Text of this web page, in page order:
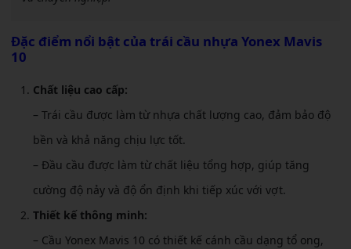
Đặc điểm nổi bật của trái cầu nhựa Yonex Mavis
10
Chất liệu cao cấp:
– Trái cầu được làm từ nhựa chất lượng cao, đảm bảo độ
bền và khả năng chịu lực tốt.
– Đầu cầu được làm từ chất liệu tổng hợp, giúp tăng
cường độ nảy và độ ổn định khi tiếp xúc với vợt.
Thiết kế thông minh:
– Cầu Yonex Mavis 10 có thiết kế cánh cầu dạng tổ ong,